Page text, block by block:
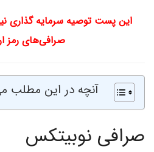
این پست توصیه سرمایه گذاری
صرافی‌های رمز
آنچه در این مطلب
صرافی نوبیتکس